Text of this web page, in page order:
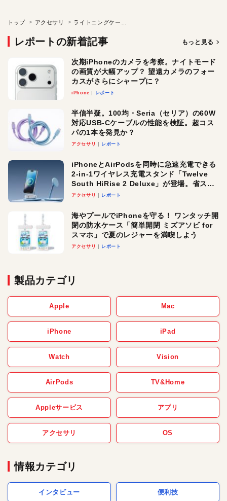
トップ アクセサリ
レポートの新着記事 もっと見る
次期iPhoneのカメラを考察。ナイトモード
の画質が大幅アップ？ 望遠カメラのフォー
カスがさらにシャープに？
iPhone レポート
半信半疑。100均・Seria（セリア）の60W
対応USB-Cケーブルの性能を検証。超コス
パの1本を発見か？
アクセサリ レポート
iPhoneとAirPodsを同時に急速充電できる
2-in-1ワイヤレス充電スタンド「Twelve
South HiRise 2 Deluxe」が登場。省スペ
ースでおしゃれに充電したい人にオスス
アクセサリ レポート
海やプールでiPhoneを守る！ ワンタッチ開
閉の防水ケース「簡単開閉 ミズアソビ for
スマホ」で夏のレジャーを満喫しよう
アクセサリ レポート
製品カテゴリ
Apple Mac
iPhone iPad
Watch Vision
AirPods TV&Home
Appleサービス アプリ
アクセサリ OS
情報カテゴリ
インタビュー 便利技